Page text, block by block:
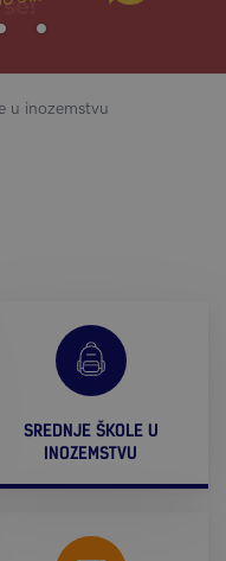
u inozemstvu
SREDNJE ŠKOLE U
INOZEMSTVU